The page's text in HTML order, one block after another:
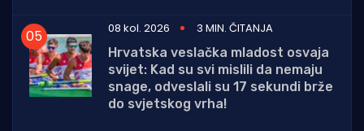
08 kol. 2026
3 MIN. ČITANJA
Hrvatska veslačka mladost osvaja
svijet: Kad su svi mislili da nemaju
snage, odveslali su 17 sekundi brže
do svjetskog vrha!